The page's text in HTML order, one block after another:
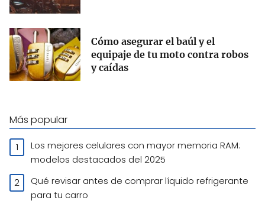
Cómo asegurar el baúl y el
equipaje de tu moto contra robos
y caídas
Más popular
Los mejores celulares con mayor memoria RAM:
modelos destacados del 2025
Qué revisar antes de comprar líquido refrigerante
para tu carro